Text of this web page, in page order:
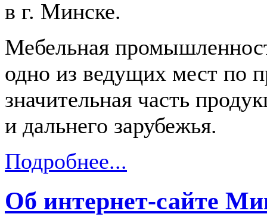
в г. Минске.
Мебельная
одно из ведущих мест по
значительная часть
и дальнего зарубежья.
Подробнее...
Об интернет-сайте